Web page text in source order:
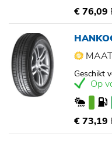
€ 76,09
Geschikt
Op
€ 73,19